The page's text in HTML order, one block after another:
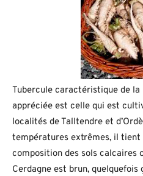
Tubercule caractéristique de
appréciée est celle qui est
localités de Talltendre et
températures extrêmes, il tient
composition des sols calcaires
Cerdagne est brun,